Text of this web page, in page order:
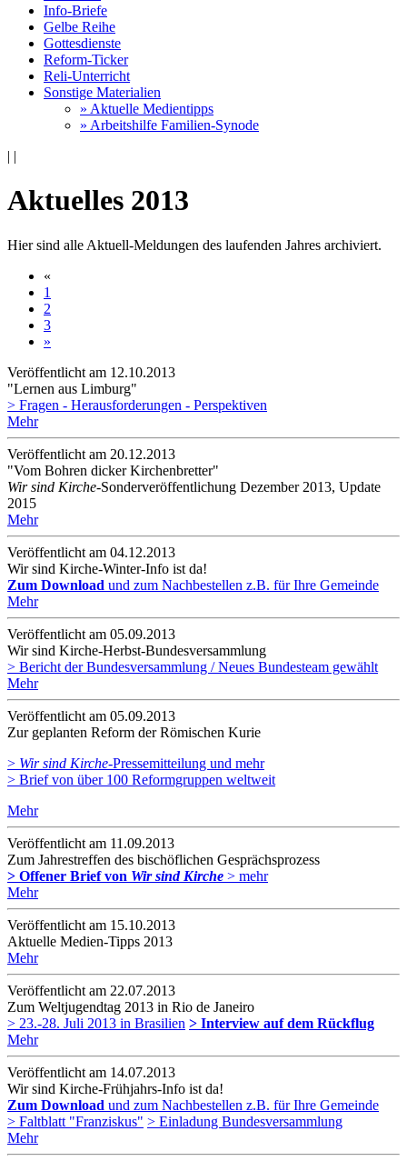
Info-Briefe
Gelbe Reihe
Gottesdienste
Reform-Ticker
Reli-Unterricht
Sonstige Materialien
» Aktuelle Medientipps
» Arbeitshilfe Familien-Synode
| |
Aktuelles 2013
Hier sind alle Aktuell-Meldungen des laufenden Jahres archiviert.
«
1
2
3
»
Veröffentlicht am 12­.10.2013
"Lernen aus Limburg"
> Fragen - Herausforderungen - Perspektiven
Mehr
Veröffentlicht am 20­.12.2013
"Vom Bohren dicker Kirchenbretter"
Wir sind Kirche-Sonderveröffentlichung Dezember 2013, Update
2015
Mehr
Veröffentlicht am 04­.12.2013
Wir sind Kirche-Winter-Info ist da!
Zum Download und zum Nachbestellen z.B. für Ihre Gemeinde
Mehr
Veröffentlicht am 05­.09.2013
Wir sind Kirche-Herbst-Bundesversammlung
> Bericht der Bundesversammlung / Neues Bundesteam gewählt
Mehr
Veröffentlicht am 05­.09.2013
Zur geplanten Reform der Römischen Kurie
> Wir sind Kirche-Pressemitteilung und mehr
> Brief von über 100 Reformgruppen weltweit
Mehr
Veröffentlicht am 11­.09.2013
Zum Jahrestreffen des bischöflichen Gesprächsprozess
> Offener Brief von Wir sind Kirche > mehr
Mehr
Veröffentlicht am 15­.10.2013
Aktuelle Medien-Tipps 2013
Mehr
Veröffentlicht am 22­.07.2013
Zum Weltjugendtag 2013 in Rio de Janeiro
> 23.-28. Juli 2013 in Brasilien > Interview auf dem Rückflug
Mehr
Veröffentlicht am 14­.07.2013
Wir sind Kirche-Frühjahrs-Info ist da!
Zum Download und zum Nachbestellen z.B. für Ihre Gemeinde
> Faltblatt "Franziskus" > Einladung Bundesversammlung
Mehr